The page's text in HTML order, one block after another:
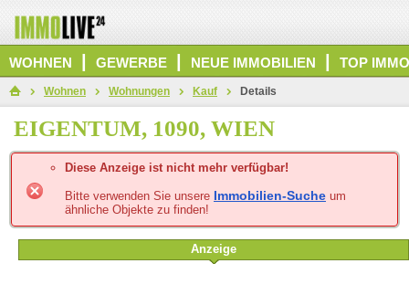
WOHNEN GEWERBE NEUE IMMOBILIEN TOP
Wohnen Wohnungen Kauf Details
EIGENTUM, 1090, WIEN
Diese Anzeige ist nicht mehr verfügbar!
Bitte verwenden Sie unsere Immobilien-Suche um
ähnliche Objekte zu finden!
Anzeige